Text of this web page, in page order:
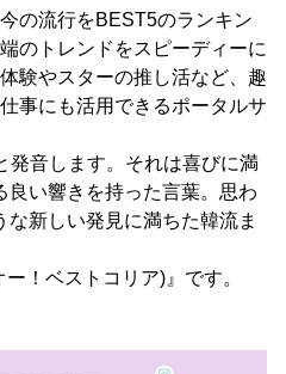
の流行をBEST5のランキン
のトレンドをスピーディーに
験やスターの推し活など、趣
事にも活用できるポータルサ
発音します。それは喜びに満
良い響きを持った言葉。思わ
新しい発見に満ちた韓流ま
！ベストコリア)』です。